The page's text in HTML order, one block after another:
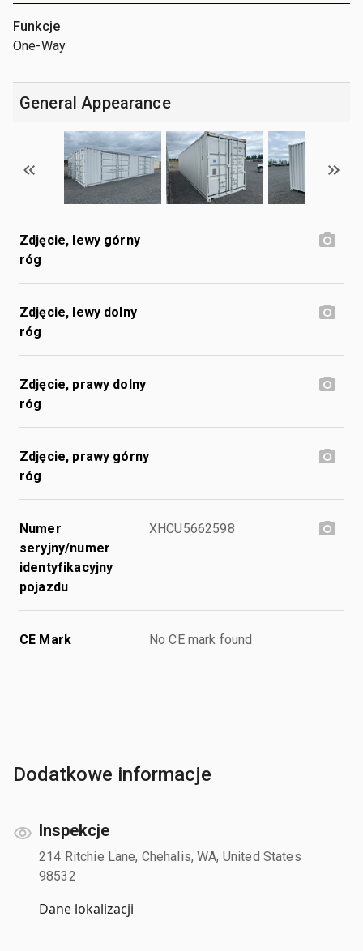
Funkcje
One-Way
General Appearance
Zdjęcie, lewy górny
róg
Zdjęcie, lewy dolny
róg
Zdjęcie, prawy dolny
róg
Zdjęcie, prawy górny
róg
Numer
seryjny/numer
identyfikacyjny
pojazdu
XHCU5662598
CE Mark No CE mark found
Dodatkowe informacje
Inspekcje
214 Ritchie Lane, Chehalis, WA, United States
98532
Dane lokalizacji